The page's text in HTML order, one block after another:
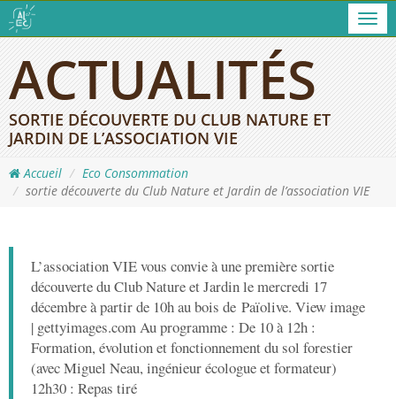
ACTUALITÉS
SORTIE DÉCOUVERTE DU CLUB NATURE ET
JARDIN DE L’ASSOCIATION VIE
Accueil
Eco Consommation
sortie découverte du Club Nature et Jardin de l’association VIE
L’association VIE vous convie à une première sortie
découverte du Club Nature et Jardin le mercredi 17
décembre à partir de 10h au bois de Païolive. View image
| gettyimages.com Au programme : De 10 à 12h :
Formation, évolution et fonctionnement du sol forestier
(avec Miguel Neau, ingénieur écologue et formateur)
12h30 : Repas tiré